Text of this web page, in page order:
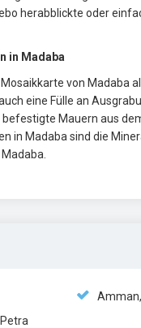
herabblickte oder
in Madaba
von Madaba
eine Fülle an
Mauern aus
in Madaba sind die